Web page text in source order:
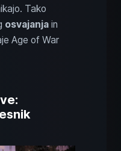
Tako
osvajanja in
Age of War